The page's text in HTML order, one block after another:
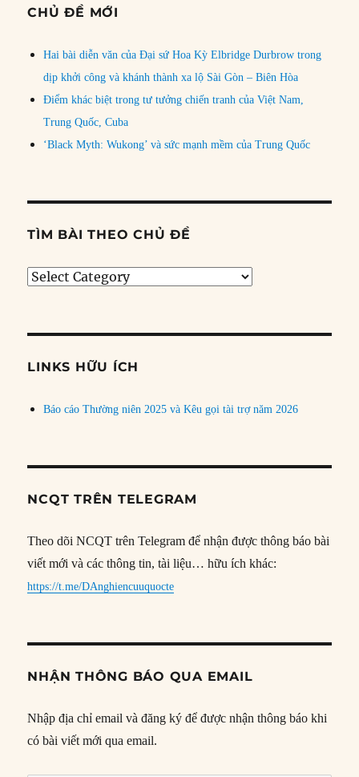
CHỦ ĐỀ MỚI
Hai bài diễn văn của Đại sứ Hoa Kỳ Elbridge Durbrow trong
dịp khởi công và khánh thành xa lộ Sài Gòn – Biên Hòa
Điểm khác biệt trong tư tưởng chiến tranh của Việt Nam,
Trung Quốc, Cuba
‘Black Myth: Wukong’ và sức mạnh mềm của Trung Quốc
TÌM BÀI THEO CHỦ ĐỀ
Tìm
đề
LINKS HỮU ÍCH
Báo cáo Thường niên 2025 và Kêu gọi tài trợ năm 2026
NCQT TRÊN TELEGRAM
Theo dõi NCQT trên Telegram để nhận được thông báo bài
viết mới và các thông tin, tài liệu… hữu ích khác:
https://t.me/DAnghiencuuquocte
NHẬN THÔNG BÁO QUA EMAIL
Nhập địa chỉ email và đăng ký để được nhận thông báo khi
có bài viết mới qua email.